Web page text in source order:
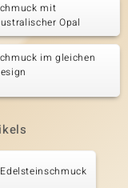
mit
Opal
im gleichen
Edelsteinschmuck